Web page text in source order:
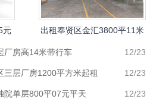
元 出租奉贤区金汇3800平11米
配6部5吨行车
厂房高14米带行车 12/23
三层厂房1200平方米起租 12/23
院单层800平07元平天 12/23